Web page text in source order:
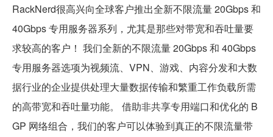
RackNerd很高兴向全球客户推出全新不限流量 20Gbps 和
40Gbps 专用服务器系列，尤其是那些对带宽和吞吐量要
求较高的客户！ 我们全新的不限流量 20Gbps 和 40Gbps
专用服务器选项为视频流、VPN、游戏、内容分发和大数
据行业的企业提供处理大量数据传输和繁重工作负载所需
的高带宽和吞吐量功能。 借助非共享专用端口和优化的 B
GP 网络组合，我们的客户可以体验到真正的不限流量带